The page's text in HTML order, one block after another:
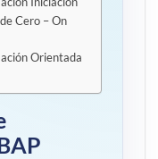
Cero – On
Orientada